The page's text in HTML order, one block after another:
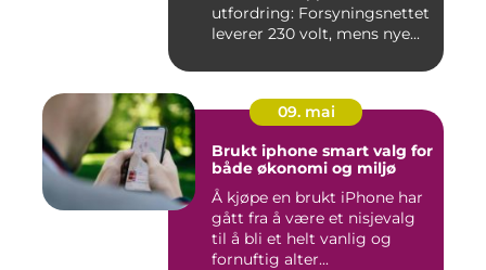
utfordring: Forsyningsnettet
leverer 230 volt, mens nye...
09. mai
Brukt iphone smart valg for
både økonomi og miljø
Å kjøpe en brukt iPhone har
gått fra å være et nisjevalg
til å bli et helt vanlig og
fornuftig alter...